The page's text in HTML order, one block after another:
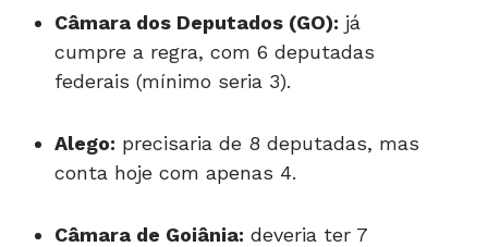
Câmara dos Deputados (GO): já
cumpre a regra, com 6 deputadas
federais (mínimo seria 3).
Alego: precisaria de 8 deputadas, mas
conta hoje com apenas 4.
Câmara de Goiânia: deveria ter 7